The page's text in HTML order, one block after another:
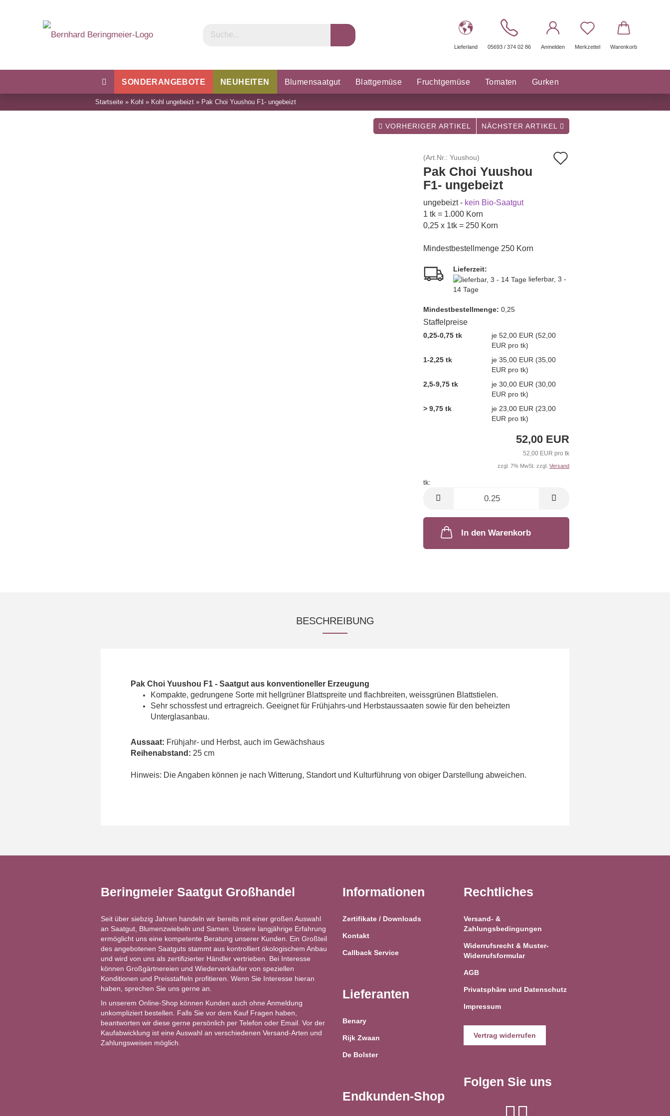
Lieferland 05693 / 374 02 86 Anmelden Merkzettel Warenkorb
SONDERANGEBOTE NEUHEITEN Blumensaatgut Blattgemüse Fruchtgemüse Tomaten Gurken
Kohl Bohnen & Erbsen Wurzel & Knollen Microgreens
Startseite » Kohl » Kohl ungebeizt » Pak Choi Yuushou F1- ungebeizt
VORHERIGER ARTIKEL NÄCHSTER ARTIKEL
(Art.Nr.: Yuushou)
Pak Choi Yuushou
F1- ungebeizt
ungebeizt - kein Bio-Saatgut
1 tk = 1.000 Korn
0,25 x 1tk = 250 Korn
Mindestbestellmenge 250 Korn
Lieferzeit:
lieferbar, 3 -
14 Tage
Mindest­bestellmenge: 0,25
Staffelpreise
0,25-0,75 tk
je 52,00 EUR (52,00
EUR pro tk)
1-2,25 tk
je 35,00 EUR (35,00
EUR pro tk)
2,5-9,75 tk
je 30,00 EUR (30,00
EUR pro tk)
> 9,75 tk
je 23,00 EUR (23,00
EUR pro tk)
52,00 EUR
52,00 EUR pro tk
zzgl. 7% MwSt. zzgl. Versand
tk:
In den Warenkorb
BESCHREIBUNG
Pak Choi Yuushou F1 - Saatgut aus konventioneller Erzeugung
Kompakte, gedrungene Sorte mit hellgrüner Blattspreite und flachbreiten, weissgrünen Blattstielen.
Sehr schossfest und ertragreich. Geeignet für Frühjahrs-und Herbstaussaaten sowie für den beheizten
Unterglasanbau.
Aussaat: Frühjahr- und Herbst, auch im Gewächshaus
Reihenabstand: 25 cm
Hinweis: Die Angaben können je nach Witterung, Standort und Kulturführung von obiger Darstellung abweichen.
Beringmeier Saatgut Großhandel
Seit über siebzig Jahren handeln wir bereits mit einer großen Auswahl
an Saatgut, Blumenzwiebeln und Samen. Unsere langjährige Erfahrung
ermöglicht uns eine kompetente Beratung unserer Kunden. Ein Großteil
des angebotenen Saatguts stammt aus kontrolliert ökologischem Anbau
und wird von uns als zertifizierter Händler vertrieben. Bei Interesse
können Großgärtnereien und Wiederverkäufer von speziellen
Konditionen und Preisstaffeln profitieren. Wenn Sie Interesse hieran
haben, sprechen Sie uns gerne an.
In unserem Online-Shop können Kunden auch ohne Anmeldung
unkompliziert bestellen. Falls Sie vor dem Kauf Fragen haben,
beantworten wir diese gerne persönlich per Telefon oder Email. Vor der
Kaufabwicklung ist eine Auswahl an verschiedenen Versand-Arten und
Zahlungsweisen möglich.
Informationen
Zertifikate / Downloads
Kontakt
Callback Service
Lieferanten
Benary
Rijk Zwaan
De Bolster
Endkunden-Shop
Rechtliches
Versand- &
Zahlungsbedingungen
Widerrufsrecht & Muster-
Widerrufsformular
AGB
Privatsphäre und Datenschutz
Impressum
Vertrag widerrufen
Folgen Sie uns